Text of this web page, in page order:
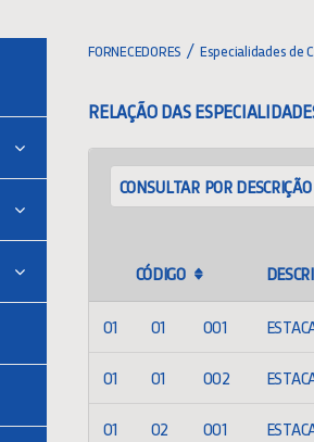
FORNECEDORES Especialidades de
RELAÇÃO DAS
CONSULTAR
CONSULTAR POR DESCRIÇÃO
CÓDIGO
01 01 001
01 01 002
01 02 001